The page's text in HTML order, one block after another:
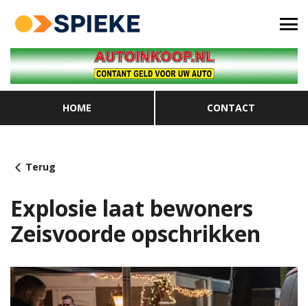
HOME CONTACT
Terug
Explosie laat bewoners
Zeisvoorde opschrikken